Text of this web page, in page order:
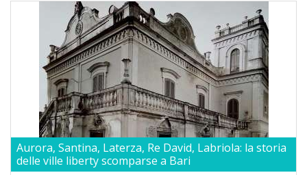
Aurora, Santina, Laterza, Re David, Labriola: la storia
delle ville liberty scomparse a Bari